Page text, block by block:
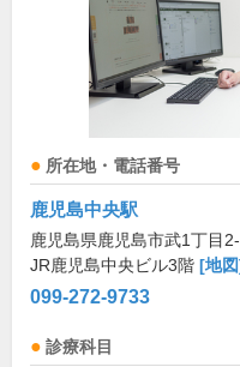
所在地・電話番号
鹿児島中央駅
鹿児島県鹿児島市武1丁目
JR鹿児島中央ビル3階 [地
099-272-9733
診療科目